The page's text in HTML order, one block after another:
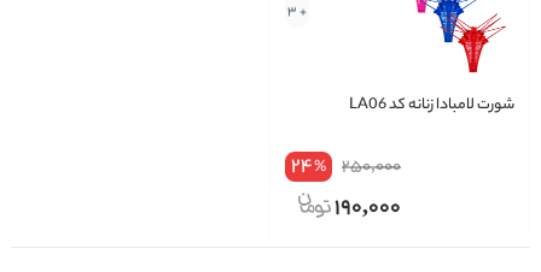
+ 3
شورت لامبادا زنانه کد LA06
250,000
24%
190,000